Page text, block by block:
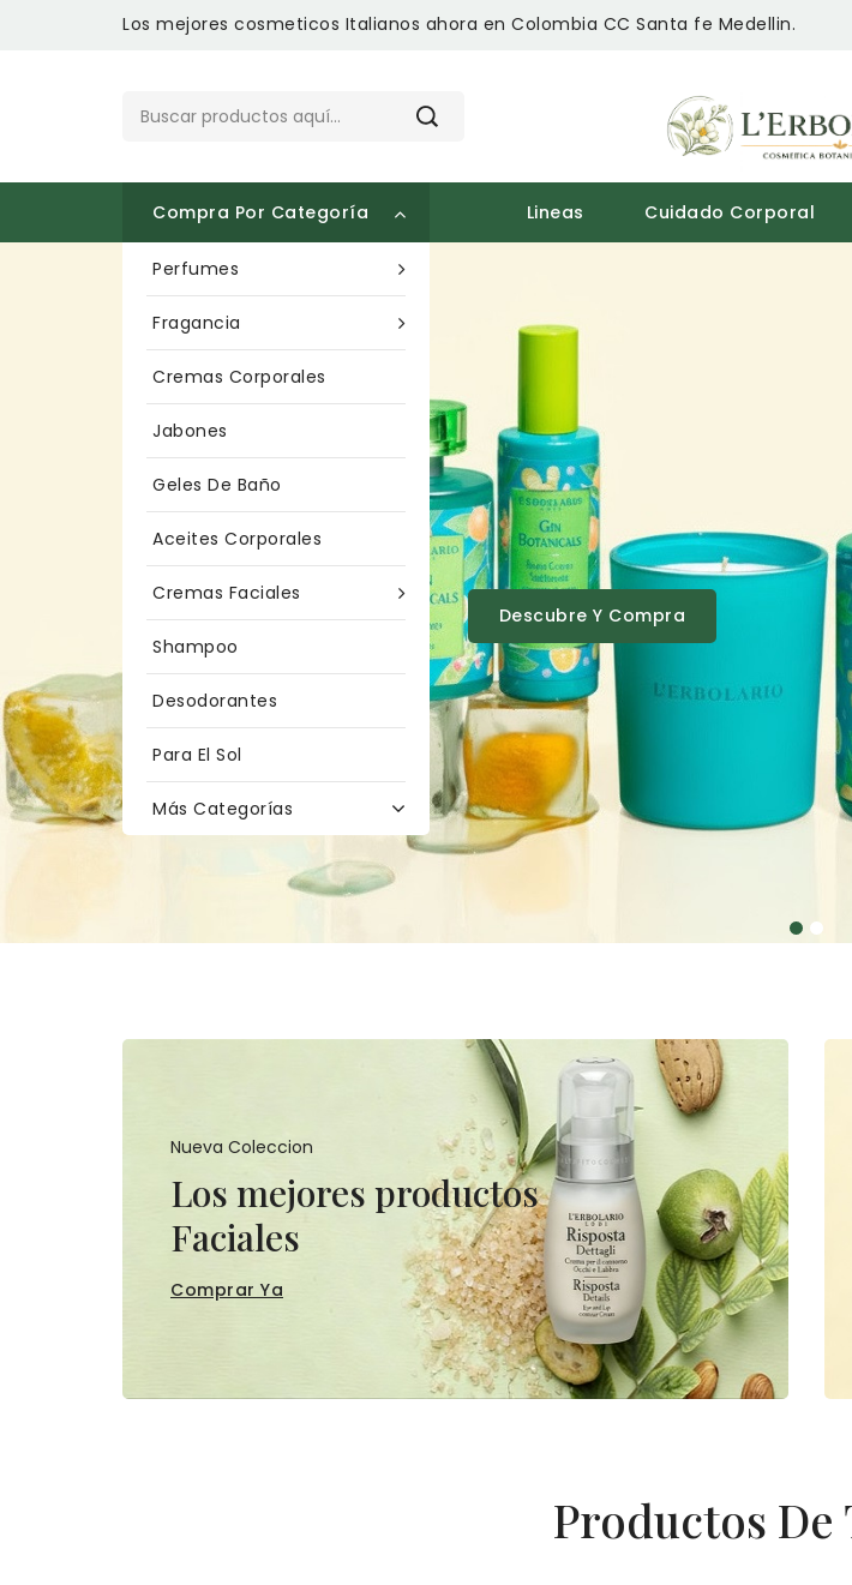
Los mejores cosmeticos Italianos ahora en Colombia CC Santa fe Medellin.
Compra Por Categoría
Perfumes
Fragancia
Cremas Corporales
Jabones
Geles De Baño
Aceites Corporales
Cremas Faciales
Shampoo
Desodorantes
Para El Sol
Más Categorías
Lineas Cuidado Corporal
Descubre Y Compra
Nueva Coleccion
Los mejores productos
Faciales
Comprar Ya
Productos De